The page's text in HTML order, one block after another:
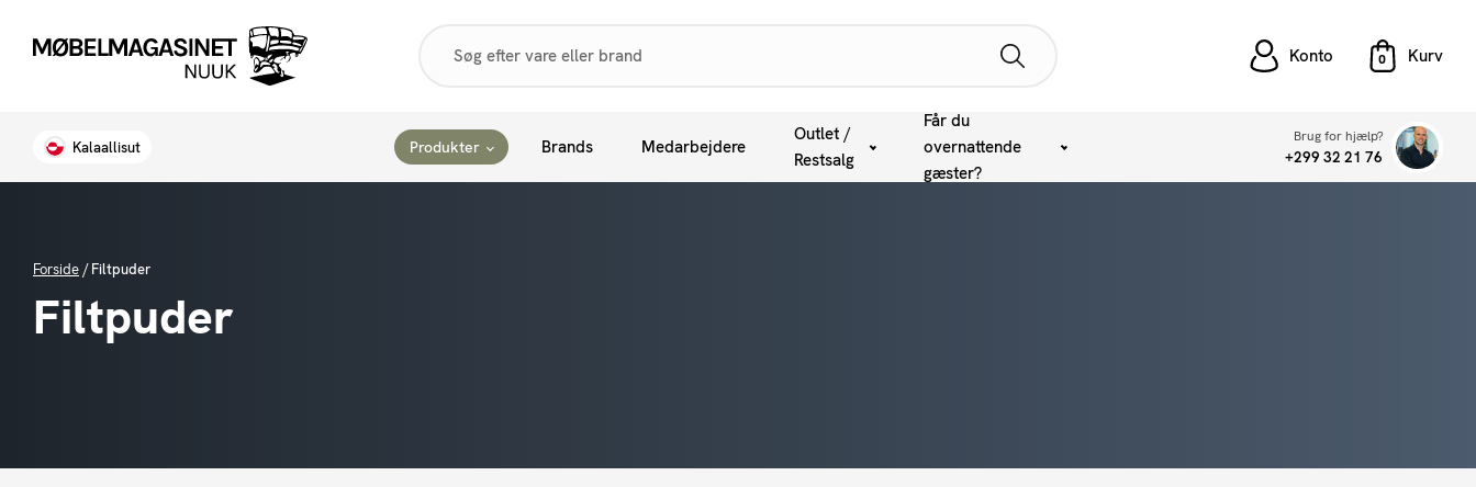
search
Konto
Kalaallisut Produkter Brands Medarbejdere
Outlet /
Restsalg
Får du
overnattende
gæster?
Brug for hjælp?
+299 32 21 76
Forside /Filtpuder
Filtpuder